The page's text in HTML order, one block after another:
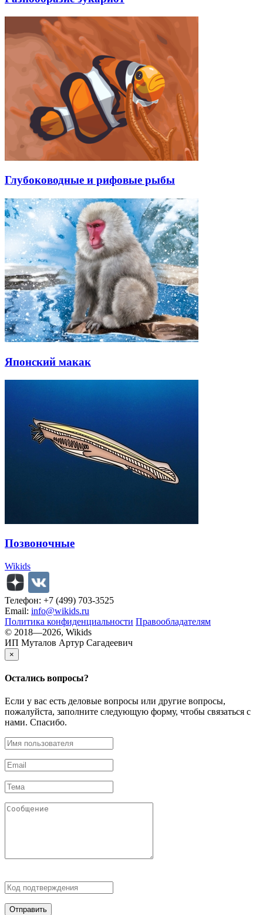
Глубоководные и рифовые рыбы
Японский макак
Позвоночные
Wikids
Телефон: +7 (499) 703-3525
Email: info@wikids.ru
Политика конфиденциальности Правообладателям
© 2018—2026, Wikids
ИП Муталов Артур Сагадеевич
×
Остались вопросы?
Если у вас есть деловые вопросы или другие вопросы,
пожалуйста, заполните следующую форму, чтобы связаться с
нами. Спасибо.
Отправить